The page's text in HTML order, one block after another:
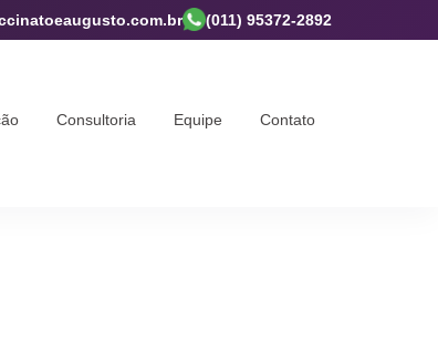
(011) 95372-2892
Consultoria Equipe Contato